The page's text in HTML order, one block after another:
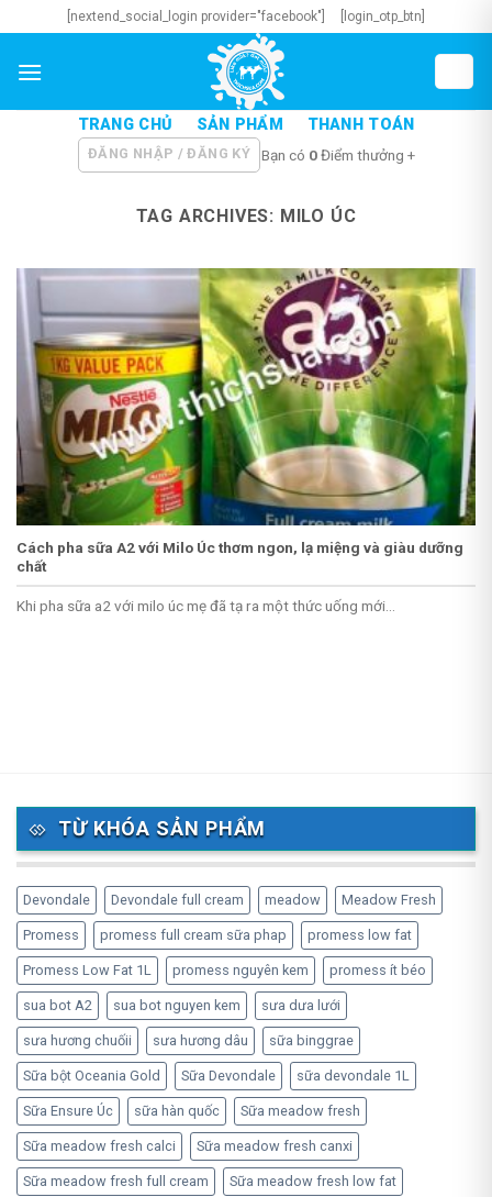
to
content
[nextend_social_login provider="facebook"] [login_otp_btn]
TRANG CHỦ SẢN PHẨM THANH TOÁN
ĐĂNG NHẬP / ĐĂNG KÝ Bạn có 0Điểm thưởng +
TAG ARCHIVES: MILO ÚC
Cách pha sữa A2 với Milo Úc thơm ngon, lạ miệng và giàu dưỡng
chất
Khi pha sữa a2 với milo úc mẹ đã tạ ra một thức uống mới...
TỪ KHÓA SẢN PHẨM
Devondale Devondale full cream meadow Meadow Fresh
Promess promess full cream sữa phap promess low fat
Promess Low Fat 1L promess nguyên kem promess ít béo
sua bot A2 sua bot nguyen kem sưa dưa lưới
sưa hương chuốii sưa hương dâu sữa binggrae
Sữa bột Oceania Gold Sữa Devondale sữa devondale 1L
Sữa Ensure Úc sữa hàn quốc Sữa meadow fresh
Sữa meadow fresh calci Sữa meadow fresh canxi
Sữa meadow fresh full cream Sữa meadow fresh low fat